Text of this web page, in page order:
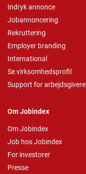
Indryk annonce
Jobannoncering
Rekruttering
Employer branding
International
Se virksomhedsprofil
Support for arbejdsgivere
Om Jobindex
Om Jobindex
Job hos Jobindex
For investorer
Presse